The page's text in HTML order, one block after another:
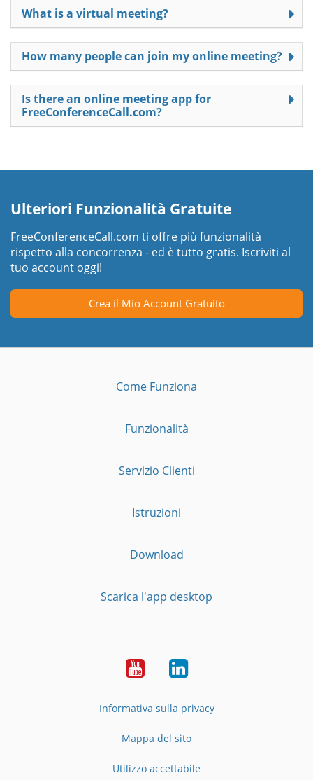
What is a virtual meeting?
How many people can join my online meeting?
Is there an online meeting app for
FreeConferenceCall.com?
Ulteriori Funzionalità Gratuite
FreeConferenceCall.com ti offre più funzionalità
rispetto alla concorrenza - ed è tutto gratis. Iscriviti al
tuo account oggi!
Crea il Mio Account Gratuito
Come Funziona
Funzionalità
Servizio Clienti
Istruzioni
Download
Scarica l'app desktop
YouTubeLinkedIn
Informativa sulla privacy
Mappa del sito
Utilizzo accettabile